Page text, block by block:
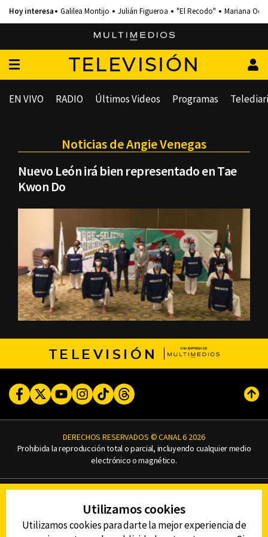
Galilea Montijo Julián Figueroa "El Recodo" Mariana
TELEVISIÓN
EN VIVO RADIO Últimos Videos Programas
Noticias de Angie Venegas
Nuevo León irá bien representado en Tae
Kwon Do
TELEVISIÓN
FacebookTwitterYoutubeInstagram
TikTokThreads
DERECHOS RESERVADOS © CANAL 6 2026
Prohibida la reproducción total o parcial, incluyendo cualquier medio
electrónico o magnético.
AVISO DE PRIVACIDAD
DEFENSORÍA DE LAS AUDIENCIAS
Utilizamos cookies
Utilizamos cookies para darte la mejor experiencia de